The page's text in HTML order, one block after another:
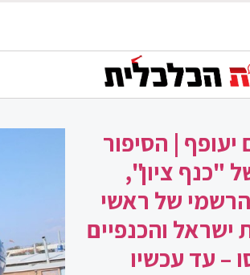
יעופף | הסיפור
"כנף ציון",
של ראשי
והכנפיים
– עד עכשיו